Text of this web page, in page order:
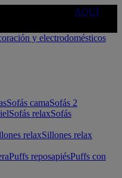
AQUÍ
Sofás camaSofás 2
Sofás relaxSofás
relaxSillones relax
Puffs reposapiésPuffs con